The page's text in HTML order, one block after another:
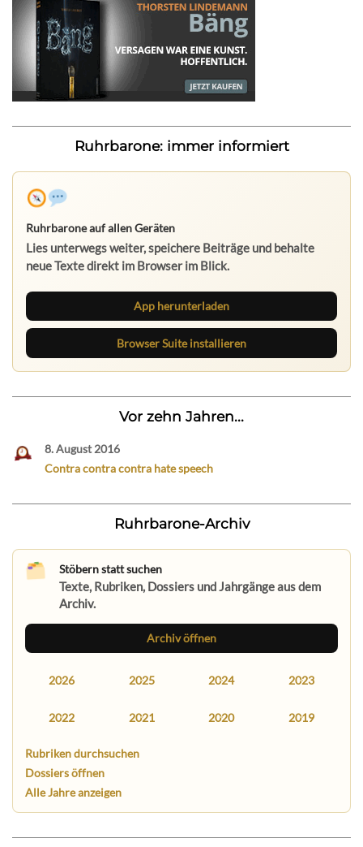
Ruhrbarone: immer informiert
Ruhrbarone auf allen Geräten
Lies unterwegs weiter, speichere Beiträge und behalte
neue Texte direkt im Browser im Blick.
App herunterladen
Browser Suite installieren
Vor zehn Jahren...
8. August 2016
Contra contra contra hate speech
Ruhrbarone-Archiv
Stöbern statt suchen
Texte, Rubriken, Dossiers und Jahrgänge aus dem
Archiv.
Archiv öffnen
2026 2025 2024 2023
2022 2021 2020 2019
Rubriken durchsuchen
Dossiers öffnen
Alle Jahre anzeigen